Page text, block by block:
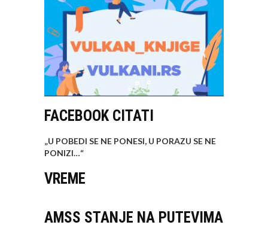
FACEBOOK CITATI
„U POBEDI SE NE PONESI, U PORAZU SE NE
PONIZI…“
VREME
AMSS STANJE NA PUTEVIMA